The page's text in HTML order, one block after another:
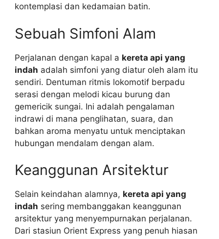
kontemplasi dan kedamaian batin.
Sebuah Simfoni Alam
Perjalanan dengan kapal a kereta api yang
indah adalah simfoni yang diatur oleh alam itu
sendiri. Dentuman ritmis lokomotif berpadu
serasi dengan melodi kicau burung dan
gemericik sungai. Ini adalah pengalaman
indrawi di mana penglihatan, suara, dan
bahkan aroma menyatu untuk menciptakan
hubungan mendalam dengan alam.
Keanggunan Arsitektur
Selain keindahan alamnya, kereta api yang
indah sering membanggakan keanggunan
arsitektur yang menyempurnakan perjalanan.
Dari stasiun Orient Express yang penuh hiasan